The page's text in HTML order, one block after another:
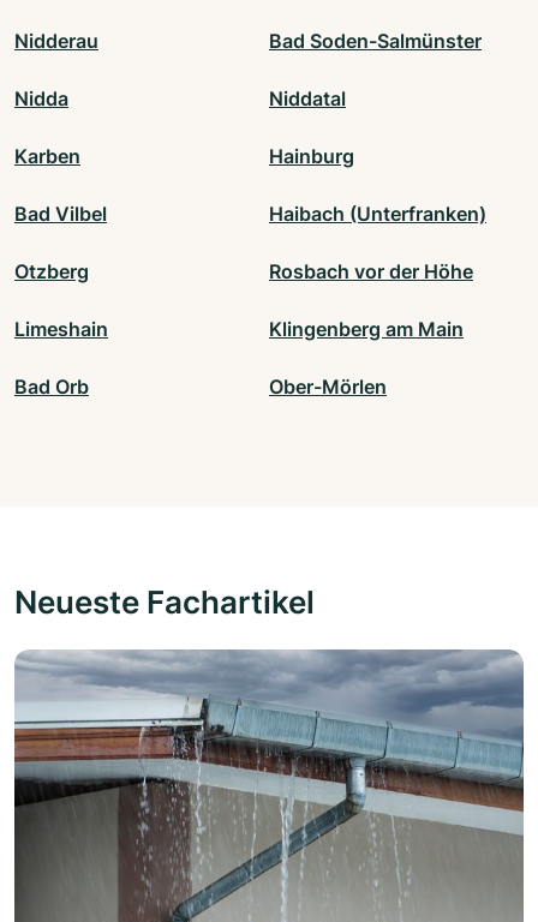
Nidderau Bad Soden-Salmünster
Nidda Niddatal
Karben Hainburg
Bad Vilbel Haibach (Unterfranken)
Otzberg Rosbach vor der Höhe
Limeshain Klingenberg am Main
Bad Orb Ober-Mörlen
Neueste Fachartikel